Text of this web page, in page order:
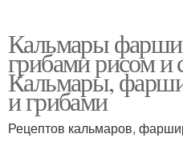
Кальмары
грибами рисом и
Кальмары,
и грибами
Рецептов кальмаров,